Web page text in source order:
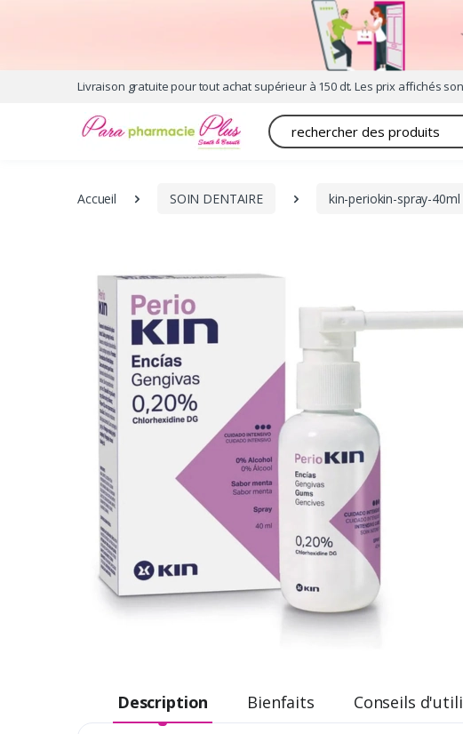
Livraison gratuite pour tout achat supérieur à 150 dt. Les prix affichés
Recherche
Accueil SOIN DENTAIRE kin-periokin-spray-40ml
Description Bienfaits Conseils